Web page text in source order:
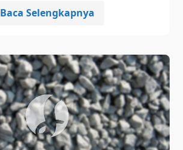
Baca Selengkapnya